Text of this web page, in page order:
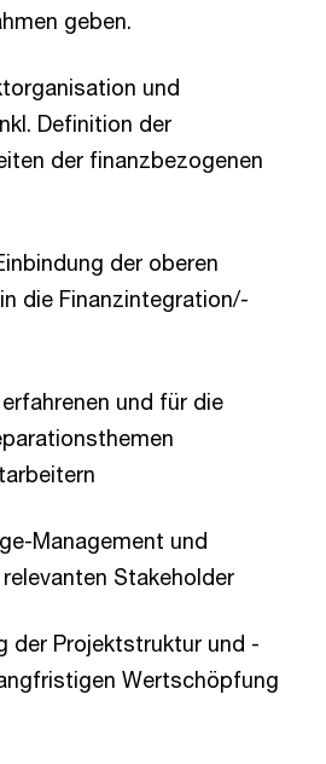
geben.
und
Definition der
der finanzbezogenen
der oberen
die Finanzintegration/-
und für die
Management und
Stakeholder
der Projektstruktur und -
Wertschöpfung